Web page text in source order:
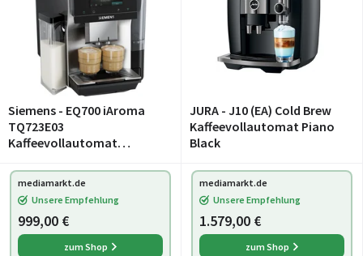
Siemens - EQ700 iAroma
TQ723E03
Kaffeevollautomat
JURA - J10 (EA) Cold Brew
Kaffeevollautomat Piano
Black
mediamarkt.de
Unsere Empfehlung
999,00 €
zum Shop
mediamarkt.de
Unsere Empfehlung
1.579,00 €
zum Shop